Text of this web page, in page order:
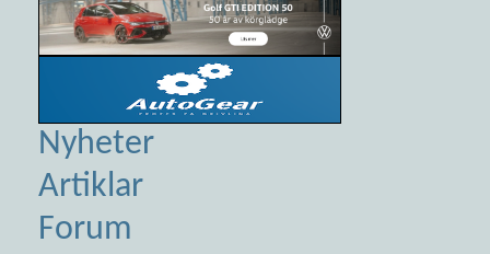
Nyheter
Artiklar
Forum